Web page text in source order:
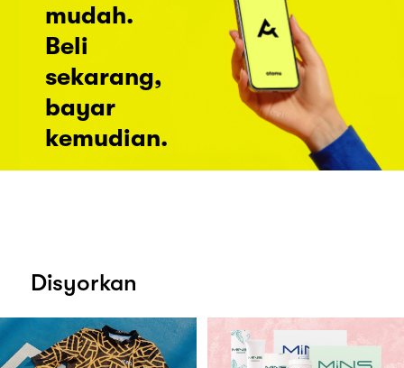
mudah.
Beli
sekarang,
bayar
kemudian.
Disyorkan